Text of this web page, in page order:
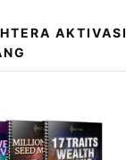
AKTIVASI